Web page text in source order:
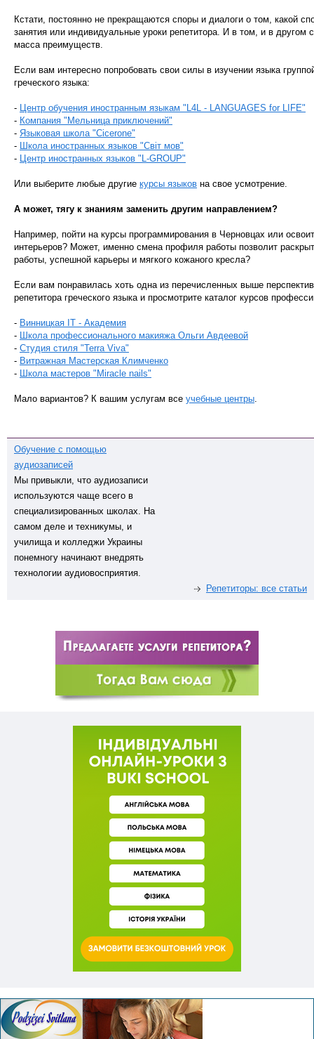
Кстати, постоянно не прекращаются споры и диалоги о том, какой
занятия или индивидуальные уроки репетитора. И в том, и в другом
масса преимуществ.
Если вам интересно попробовать свои силы в изучении языка
греческого языка:
-
Центр обучения иностранным языкам "L4L - LANGUAGES for LIFE"
- Компания "Мельница приключений"
- Языковая школа "Cicerone"
-
Школа иностранных языков "Світ мов"
-
Центр иностранных языков "L-GROUP"
Или выберите любые другие курсы языков на свое усмотрение.
А может, тягу к знаниям заменить другим направлением?
Например, пойти на курсы программирования в Черновцах или
интерьеров? Может, именно смена профиля работы позволит
работы, успешной карьеры и мягкого кожаного кресла?
Если вам понравилась хоть одна из перечисленных выше
репетитора греческого языка и просмотрите каталог курсов
- Винницкая IT - Академия
-
Школа профессионального макияжа Ольги Авдеевой
- Студия стиля "Terra Viva"
- Витражная Мастерская Климченко
-
Школа мастеров "Miracle nails"
Мало вариантов? К вашим услугам все учебные центры
Обучение с помощью
аудиозаписей
Мы привыкли, что аудиозаписи
используются чаще всего в
специализированных школах. На
самом деле и техникумы, и
училища и колледжи Украины
понемногу начинают внедрять
технологии аудиовосприятия.
Репетиторы: все статьи